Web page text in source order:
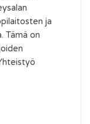
ja
Tämä on